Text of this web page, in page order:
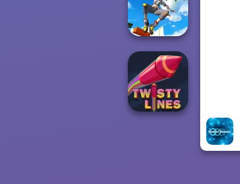
Green Ball
Only Up 3D
Parkour Go
Ascend